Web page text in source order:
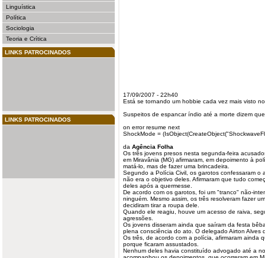
Linguística
Política
Sociologia
Teoria e Crítica
LINKS PATROCINADOS
LINKS PATROCINADOS
17/09/2007 - 22h40
Está se tornando um hobbie cada vez mais visto
Suspeitos de espancar índio até a morte dizem
on error resume next
ShockMode =
da Agência Folha
Os três jovens presos nesta segunda-feira
em Miravânia (MG) afirmaram , em depoimento à
matá-lo, mas de fazer uma brincadeira.
Segundo a Polícia Civil, os garotos confessaram o
não era o objetivo deles. Afirmaram que tudo
deles após a quermesse.
De acordo com os garotos, foi um "tranco" não-
ninguém. Mesmo assim, os três resolveram fazer
decidiram tirar a roupa dele.
Quando ele reagiu, houve um acesso de raiva,
agressões.
Os jovens disseram ainda que saíram da festa
plena consciência do ato. O delegado Airton Alves
Os três, de acordo com a polícia, afirmaram ainda
porque ficaram assustados.
Nenhum deles havia constituído advogado até a